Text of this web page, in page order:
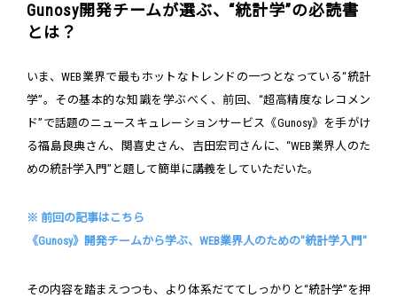
Gunosy開発チームが選ぶ、“統計学”の必読書
とは？
いま、WEB業界で最もホットなトレンドの一つとなっている“統計
学”。その基本的な知識を学ぶべく、前回、“超高精度なレコメン
ド”で話題のニュースキュレーションサービス《Gunosy》を手がけ
る福島良典さん、関喜史さん、吉田宏司さんに、“WEB業界人のた
めの統計学入門”と題して簡単に講義をしていただいた。
※ 前回の記事はこちら
《Gunosy》開発チームから学ぶ、WEB業界人のための"統計学入門"
その内容を踏まえつつも、より体系だててしっかりと“統計学”を押